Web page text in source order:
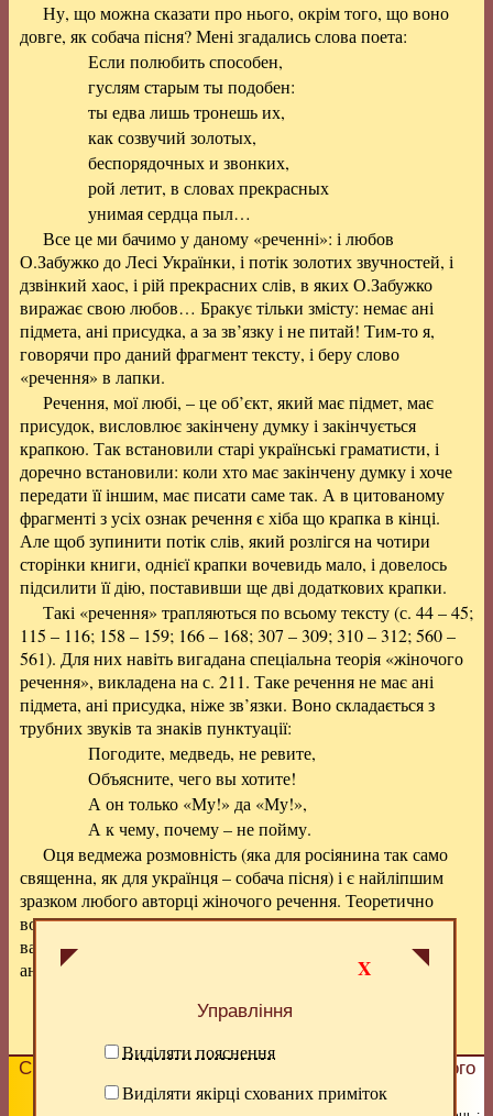
X
Управління
Виділяти пояснення
Виділяти якірці схованих приміток
Ну, що можна сказати про нього, окрім того, щовоно
довге, як собача пісня? Мені згадались слова поета:
Если полюбить способен,
гуслям старым ты подобен:
ты едва лишь тронешь их,
как созвучий золотых,
беспорядочных и звонких,
рой летит, в словах прекрасных
унимая сердца пыл…
Все це ми бачимо у даному «реченні»: і любов
О.Забужко до Лесі Українки, і потік золотих звучностей, і
дзвінкий хаос, і рій прекрасних слів, в яких О.Забужко
виражає свою любов… Бракує тільки змісту: немає ані
підмета, ані присудка, а за зв’язку і не питай! Тим-то я,
говорячи про даний фрагмент тексту, і беру слово
«речення» в лапки.
Речення, мої любі, – це об’єкт, який має підмет, має
присудок, висловлює закінчену думку і закінчується
крапкою. Так встановили старі українські граматисти, і
доречно встановили: коли хто має закінчену думку і хоче
передати її іншим, має писати саме так. А в цитованому
фрагменті з усіх ознак речення є хіба що крапка в кінці.
Але щоб зупинити потік слів, який розлігся на чотири
сторінки книги, однієї крапки вочевидь мало, і довелось
підсилити її дію, поставивши ще дві додаткових крапки.
Такі «речення» трапляються по всьому тексту (с. 44 – 45;
115 – 116; 158 – 159; 166 – 168; 307 – 309; 310 – 312; 560 –
561). Для них навіть вигадана спеціальна теорія «жіночого
речення», викладена на с. 211. Таке речення не має ані
підмета, ані присудка, ніже зв’язки. Воно складається з
трубних звуків та знаків пунктуації:
Погодите, медведь, не ревите,
Объясните, чего вы хотите!
А он только «Му!» да «Му!»,
А к чему, почему – не пойму.
Оця ведмежа розмовність (яка для росіянина так само
священна, як для українця – собача пісня) і є найліпшим
зразком любого авторці жіночого речення. Теоретично
воно, можливо, виглядає цікаво, але практично – кладе
важку перешкоду для того, хто хоче щось зрозуміти в
аналізованій книзі.
Попередній розділ|Вище|Наступний розділ
Сподобалась сторінка?
розвитку нашого
сайту!